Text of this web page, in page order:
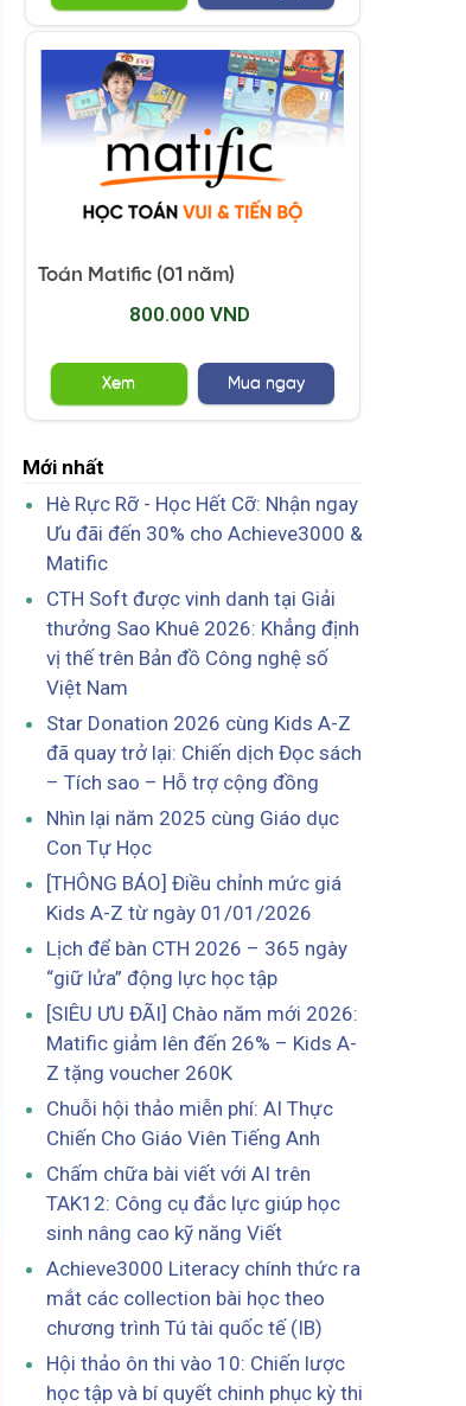
Toán Matific (01 năm)
800.000 VND
Xem Mua ngay
Mới nhất
Hè Rực Rỡ - Học Hết Cỡ: Nhận ngay
Ưu đãi đến 30% cho Achieve3000 &
Matific
CTH Soft được vinh danh tại Giải
thưởng Sao Khuê 2026: Khẳng định
vị thế trên Bản đồ Công nghệ số
Việt Nam
Star Donation 2026 cùng Kids A-Z
đã quay trở lại: Chiến dịch Đọc sách
– Tích sao – Hỗ trợ cộng đồng
Nhìn lại năm 2025 cùng Giáo dục
Con Tự Học
[THÔNG BÁO] Điều chỉnh mức giá
Kids A-Z từ ngày 01/01/2026
Lịch để bàn CTH 2026 – 365 ngày
“giữ lửa” động lực học tập
[SIÊU ƯU ĐÃI] Chào năm mới 2026:
Matific giảm lên đến 26% – Kids A-
Z tặng voucher 260K
Chuỗi hội thảo miễn phí: AI Thực
Chiến Cho Giáo Viên Tiếng Anh
Chấm chữa bài viết với AI trên
TAK12: Công cụ đắc lực giúp học
sinh nâng cao kỹ năng Viết
Achieve3000 Literacy chính thức ra
mắt các collection bài học theo
chương trình Tú tài quốc tế (IB)
Hội thảo ôn thi vào 10: Chiến lược
học tập và bí quyết chinh phục kỳ thi